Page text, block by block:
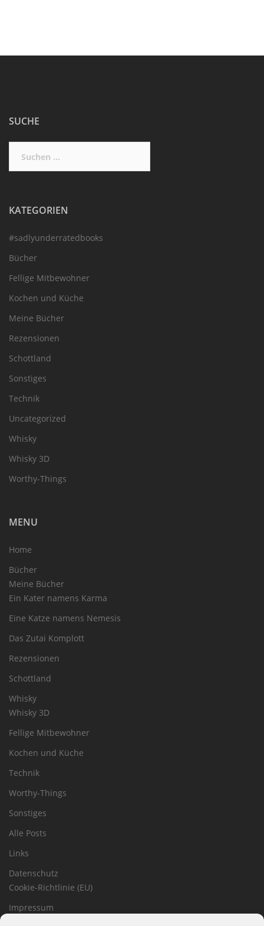
SUCHE
nach:
KATEGORIEN
#sadlyunderratedbooks
Bücher
Fellige Mitbewohner
Kochen und Küche
Meine Bücher
Rezensionen
Schottland
Sonstiges
Technik
Uncategorized
Whisky
Whisky 3D
Worthy-Things
MENU
Home
Bücher
Meine Bücher
Ein Kater namens Karma
Eine Katze namens Nemesis
Das Zutai Komplott
Rezensionen
Schottland
Whisky
Whisky 3D
Fellige Mitbewohner
Kochen und Küche
Technik
Worthy-Things
Sonstiges
Alle Posts
Links
Datenschutz
Cookie-Richtlinie (EU)
Impressum